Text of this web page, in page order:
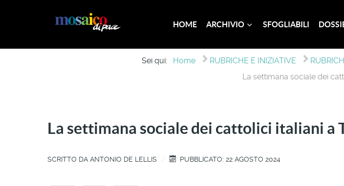
HOME ARCHIVIO SFOGLIABILI
Sei qui: Home RUBRICHE E INIZIATIVE
La settimana sociale dei
La settimana sociale dei cattolici italiani a
SCRITTO DA ANTONIO DE LELLIS PUBBLICATO: 22 AGOSTO 2024